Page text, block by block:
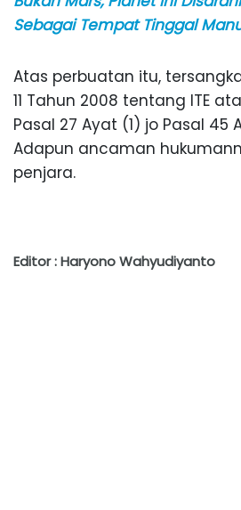
Sebagai Tempat Tinggal
Atas perbuatan itu,
11 Tahun 2008 tentang ITE
Pasal 27 Ayat (1) jo Pasal 45
Adapun ancaman
penjara.
Editor : Haryono Wahyudiyanto